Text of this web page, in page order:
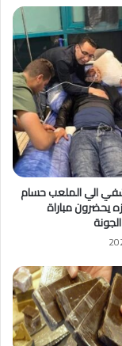
الي الملعب حسام
يحضرون مباراة